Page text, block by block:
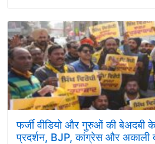
फर्जी वीडियो और गुरुओं की बेअदबी
प्रदर्शन, BJP, कांग्रेस और अकाली